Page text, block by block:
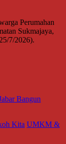
Perumahan
Sukmajaya,
7/2026).
Kita UMKM &